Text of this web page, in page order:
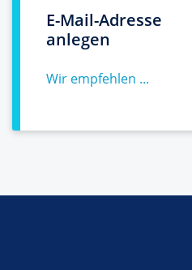
E-Mail-Adresse
anlegen
Wir empfehlen ...